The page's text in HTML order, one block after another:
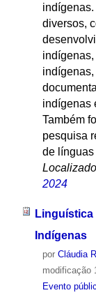
diversos,
indígenas
Também
pesquisa
de
2024
Indígenas
por Cláudia
modificação
Evento